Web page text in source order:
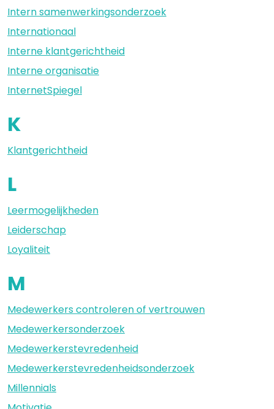
Intern samenwerkingsonderzoek
Internationaal
Interne klantgerichtheid
Interne organisatie
InternetSpiegel
K
Klantgerichtheid
L
Leermogelijkheden
Leiderschap
Loyaliteit
M
Medewerkers controleren of vertrouwen
Medewerkersonderzoek
Medewerkerstevredenheid
Medewerkerstevredenheidsonderzoek
Millennials